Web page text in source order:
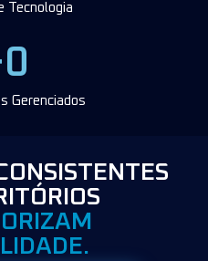
Tecnologia
Gerenciados
0